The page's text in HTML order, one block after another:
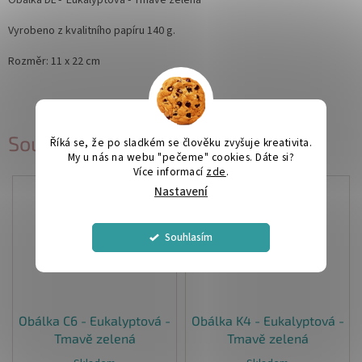
Říká se, že po sladkém se člověku zvyšuje kreativita.
My u nás na webu "pečeme" cookies. Dáte si?
Více informací zde.
Nastavení
Souhlasím
Související produkty
Obálka C6 - Eukalyptová -
Tmavě zelená
Obálka K4 - Eukalyptová -
Tmavě zelená
Vyrobeno z kvalitního papíru 140 g.
Rozměr: 11 x 22 cm